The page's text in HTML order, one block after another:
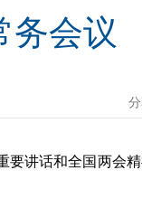
务会议
分
要讲话和全国两会